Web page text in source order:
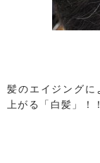
髪のエイジングに
上がる「白髪」！！